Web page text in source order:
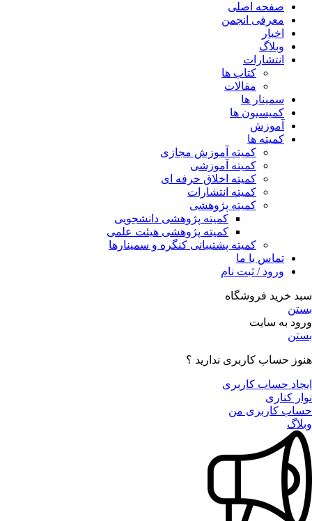
صفحه اصلی
معرفی انجمن
اخبار
وبلاگ
انتشارات
کتاب ها
مقالات
سمینار ها
کمیسیون ها
آموزش
کمیته ها
کمیته آموزش مجازی
کمیته آموزشی
کمیته اخلاق حرفه ای
کمیته انتشارات
کمیته پژوهشی
کمیته پژوهشی دانشجویی
کمیته پژوهشی هیئت علمی
کمیته پشتیبانی کنگره و سمینارها
تماس با ما
ورود / ثبت نام
سبد خرید فروشگاه
بستن
ورود به سایت
بستن
هنوز حساب کاربری ندارید ؟
ایجاد حساب کاربری
نوار کناری
حساب کاربری من
وبلاگ